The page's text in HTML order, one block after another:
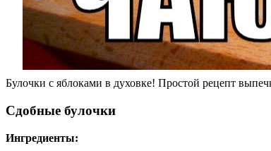
Булочки с яблоками в духовке! Простой рецепт
Сдобные булочки
Ингредиенты: